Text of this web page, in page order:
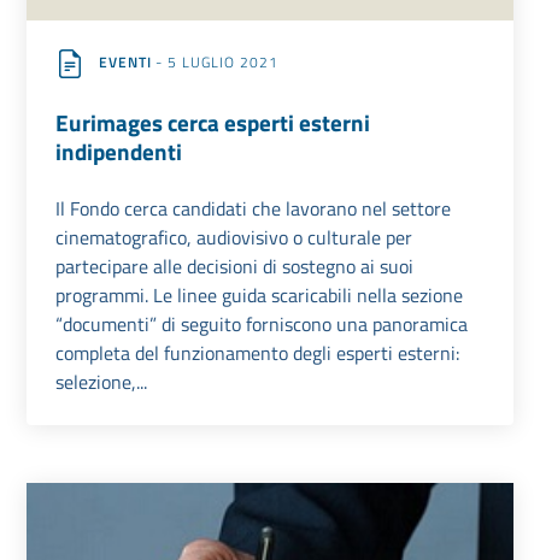
EVENTI - 5 LUGLIO 2021
Eurimages cerca esperti esterni
indipendenti
Il Fondo cerca candidati che lavorano nel settore
cinematografico, audiovisivo o culturale per
partecipare alle decisioni di sostegno ai suoi
programmi. Le linee guida scaricabili nella sezione
“documenti” di seguito forniscono una panoramica
completa del funzionamento degli esperti esterni:
selezione,...